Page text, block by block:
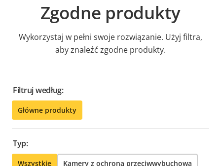
Zgodne produkty
Wykorzystaj w pełni swoje rozwiązanie. Użyj filtra,
aby znaleźć zgodne produkty.
Filtruj według:
Główne produkty
Typ:
Wszystkie Kamery z ochroną przeciwwybuchową